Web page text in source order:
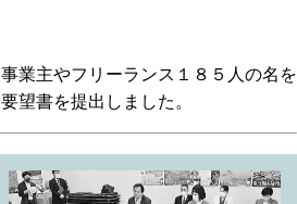
業主やフリーランス１８５人の名を
望書を提出しました。